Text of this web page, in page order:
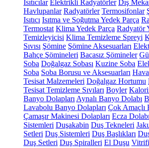
Isıtıcılar Elektrikli Radyatörler Dış
Havlupanlar Radyatörler Termosifonlar
Isıtıcı Isıtma ve Soğutma Yedek Parça
Termostat Klima Yedek Parça Radyatör
Temizleyicisi Klima Temizleme Spreyi
Sıvısı Şömine Şömine Aksesuarları
Bahçe Şömineleri Bacasız Şömineler
Soba Doğalgaz Sobası Kuzine Soba
Soba Soba Borusu ve Aksesuarları
Tesisat Malzemeleri Doğalgaz Hortumu
Tesisat Temizleme Sıvıları Boyler
Banyo Dolapları Aynalı Banyo Dolabı
Lavabolu Banyo Dolapları Çok Amaçlı
Çamaşır Makinesi Dolapları Ecza Dolabı
Sistemleri Duşakabin Duş Tekneleri
Setleri Duş Sistemleri Duş Başlıkları
Duş Setleri Duş Spiralleri El Duşu